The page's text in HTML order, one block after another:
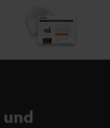
und